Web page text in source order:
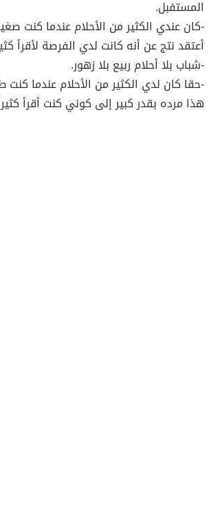
المستفبل.
-كان عندي الكثير من الأحلام عندما كنت
أعتقد نتج عن أنه كانت لدي الفرصة لأقرأ
-شباب بلا أحلام ربيع بلا زهور.
-حقا كان لدي الكثير من الأحلام عندما كنت
هذا مرده بقدر كبير إلى كوني كنت أقرأ